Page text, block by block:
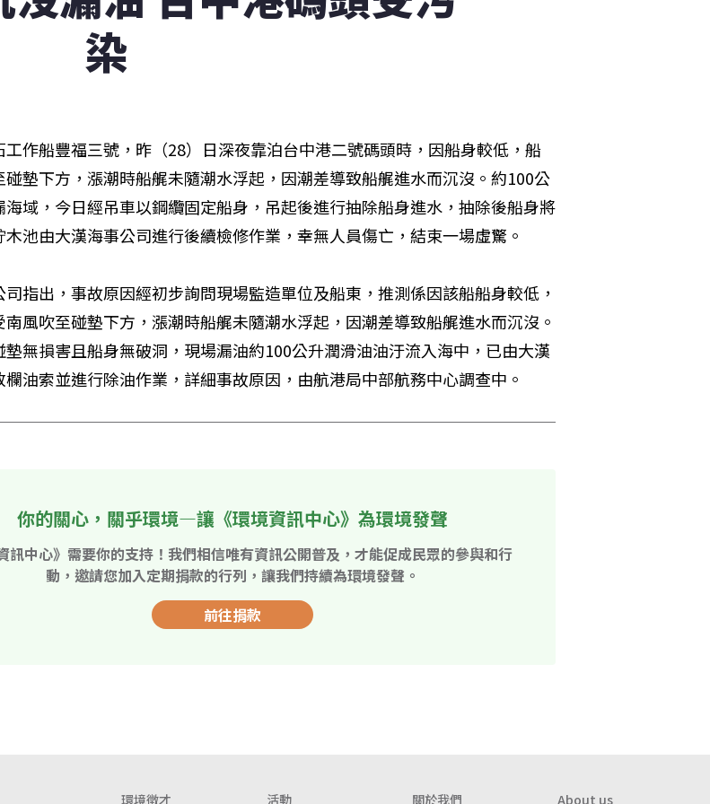
染
工作船豐福三號，昨（28）日深夜靠泊台中港二號碼頭時，因船身較低，船
碰墊下方，漲潮時船艉未隨潮水浮起，因潮差導致船艉進水而沉沒。約100公
海域，今日經吊車以鋼纜固定船身，吊起後進行抽除船身進水，抽除後船身將
木池由大漢海事公司進行後續檢修作業，幸無人員傷亡，結束一場虛驚。
司指出，事故原因經初步詢問現場監造單位及船東，推測係因該船船身較低，
南風吹至碰墊下方，漲潮時船艉未隨潮水浮起，因潮差導致船艉進水而沉沒。
無損害且船身無破洞，現場漏油約100公升潤滑油油汙流入海中，已由大漢
欄油索並進行除油作業，詳細事故原因，由航港局中部航務中心調查中。
你的關心，關乎環境—讓《環境資訊中心》為環境發聲
訊中心》需要你的支持！我們相信唯有資訊公開普及，才能促成民眾的參與和行
動，邀請您加入定期捐款的行列，讓我們持續為環境發聲。
前往捐款
環境徵才 活動 關於我們 About us